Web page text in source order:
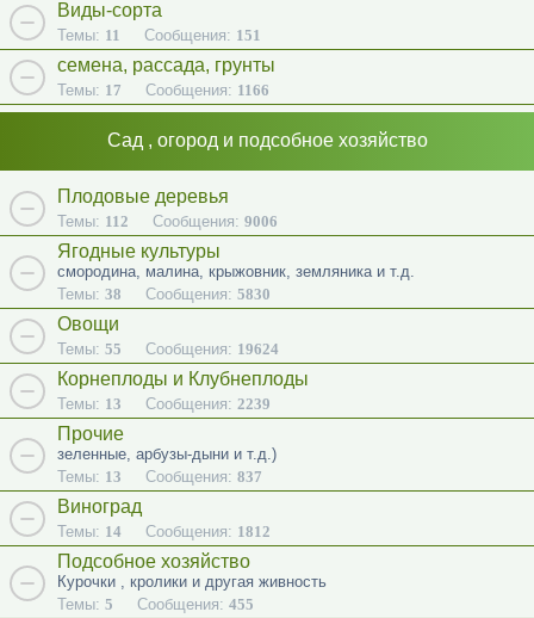
Виды-сорта
Темы: 11 Сообщения: 151
семена, рассада, грунты
Темы: 17 Сообщения: 1166
Сад , огород и подсобное хозяйство
Плодовые деревья
Темы: 112 Сообщения: 9006
Ягодные культуры
смородина, малина, крыжовник, земляника и т.д.
Темы: 38 Сообщения: 5830
Овощи
Темы: 55 Сообщения: 19624
Корнеплоды и Клубнеплоды
Темы: 13 Сообщения: 2239
Прочие
зеленные, арбузы-дыни и т.д.)
Темы: 13 Сообщения: 837
Виноград
Темы: 14 Сообщения: 1812
Подсобное хозяйство
Курочки , кролики и другая живность
Темы: 5 Сообщения: 455